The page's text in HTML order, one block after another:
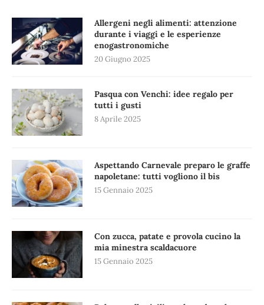
Allergeni negli alimenti: attenzione
durante i viaggi e le esperienze
enogastronomiche
20 Giugno 2025
Pasqua con Venchi: idee regalo per
tutti i gusti
8 Aprile 2025
Aspettando Carnevale preparo le graffe
napoletane: tutti vogliono il bis
15 Gennaio 2025
Con zucca, patate e provola cucino la
mia minestra scaldacuore
15 Gennaio 2025